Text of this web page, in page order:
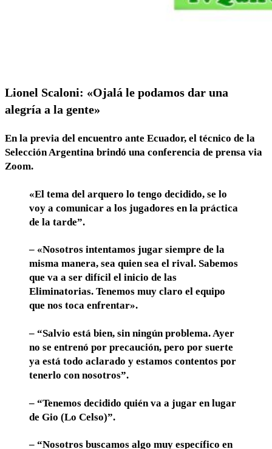
Lionel Scaloni: «Ojalá le podamos dar una
alegría a la gente»
En la previa del encuentro ante Ecuador, el técnico de la
Selección Argentina brindó una conferencia de prensa via
Zoom.
«El tema del arquero lo tengo decidido, se lo
voy a comunicar a los jugadores en la práctica
de la tarde”.
– «Nosotros intentamos jugar siempre de la
misma manera, sea quien sea el rival. Sabemos
que va a ser difícil el inicio de las
Eliminatorias. Tenemos muy claro el equipo
que nos toca enfrentar».
– “Salvio está bien, sin ningún problema. Ayer
no se entrenó por precaución, pero por suerte
ya está todo aclarado y estamos contentos por
tenerlo con nosotros”.
– “Tenemos decidido quién va a jugar en lugar
de Gio (Lo Celso)”.
– “Nosotros buscamos algo muy específico en